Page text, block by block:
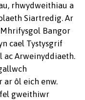
rhwydweithiau a
Siartredig. Ar
Bangor
cael Tystysgrif
ac Arweinyddiaeth.
ôl eich enw.
fel gweithiwr